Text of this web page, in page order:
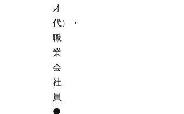
才
代）・
職
業
会
社
員
●